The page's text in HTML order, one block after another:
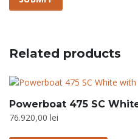
Related products
Powerboat 475 SC
76.920,00 lei